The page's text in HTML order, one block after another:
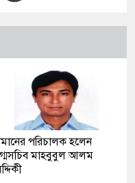
পরিচালক হলেন
মাহবুবুল আলম